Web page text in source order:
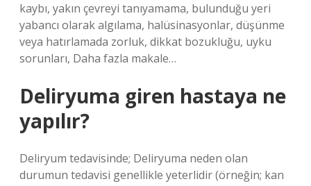
kaybı, yakın çevreyi tanıyamama, bulunduğu yeri
yabancı olarak algılama, halüsinasyonlar, düşünme
veya hatırlamada zorluk, dikkat bozukluğu, uyku
sorunları, Daha fazla makale…
Deliryuma giren hastaya ne
yapılır?
Deliryum tedavisinde; Deliryuma neden olan
durumun tedavisi genellikle yeterlidir (örneğin; kan